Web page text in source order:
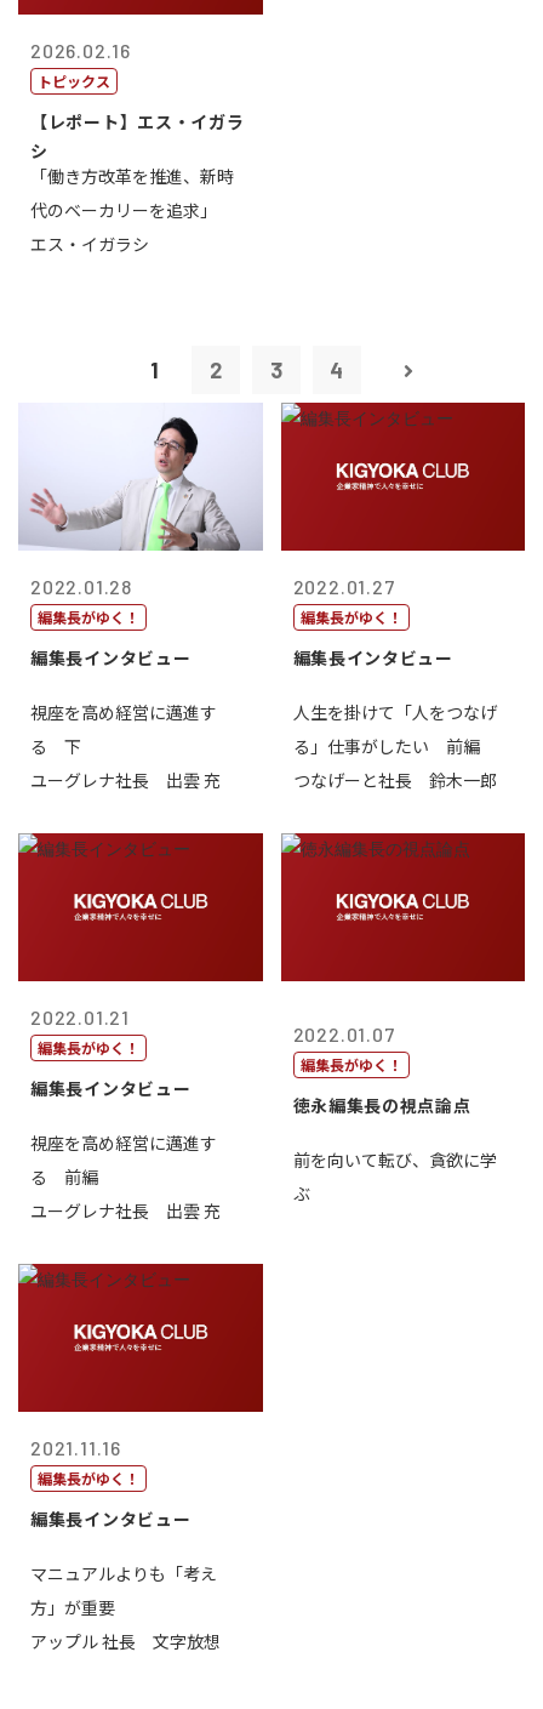
2026.02.16
トピックス
【レポート】エス・イガラ
シ
「働き方改革を推進、新時
代のベーカリーを追求」
エス・イガラシ
1 2 3 4
2022.01.28
編集長がゆく！
編集長インタビュー
視座を高め経営に邁進す
る 下
ユーグレナ社長 出雲 充
2022.01.27
編集長がゆく！
編集長インタビュー
人生を掛けて「人をつなげ
る」仕事がしたい 前編
つなげーと社長 鈴木一郎
2022.01.21
編集長がゆく！
編集長インタビュー
視座を高め経営に邁進す
る 前編
ユーグレナ社長 出雲 充
2022.01.07
編集長がゆく！
徳永編集長の視点論点
前を向いて転び、貪欲に学
ぶ
2021.11.16
編集長がゆく！
編集長インタビュー
マニュアルよりも「考え
方」が重要
アップル 社長 文字放想